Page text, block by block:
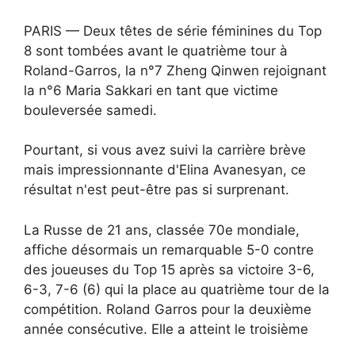
PARIS — Deux têtes de série féminines du Top
8 sont tombées avant le quatrième tour à
Roland-Garros, la n°7 Zheng Qinwen rejoignant
la n°6 Maria Sakkari en tant que victime
bouleversée samedi.
Pourtant, si vous avez suivi la carrière brève
mais impressionnante d'Elina Avanesyan, ce
résultat n'est peut-être pas si surprenant.
La Russe de 21 ans, classée 70e mondiale,
affiche désormais un remarquable 5-0 contre
des joueuses du Top 15 après sa victoire 3-6,
6-3, 7-6 (6) qui la place au quatrième tour de la
compétition. Roland Garros pour la deuxième
année consécutive. Elle a atteint le troisième